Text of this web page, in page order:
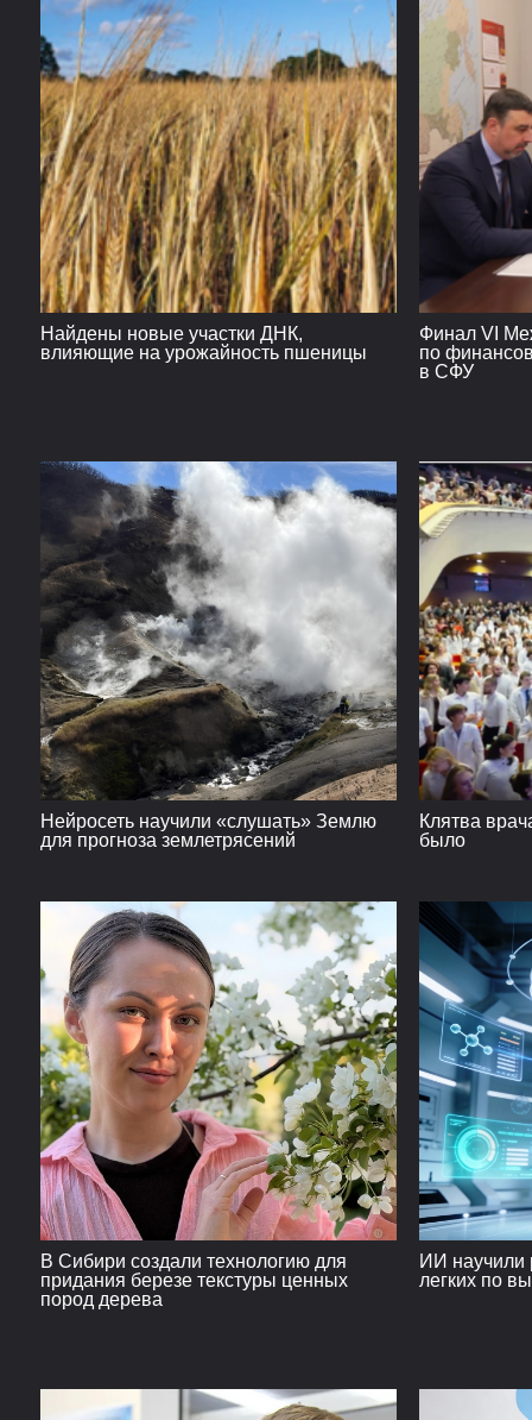
Найдены новые участки ДНК,
влияющие на урожайность пшеницы
Финал VI
по
в СФУ
Нейросеть научили «слушать» Землю
для прогноза землетрясений
Клятва
было
В Сибири создали технологию для
придания березе текстуры ценных
пород дерева
ИИ научили
легких по